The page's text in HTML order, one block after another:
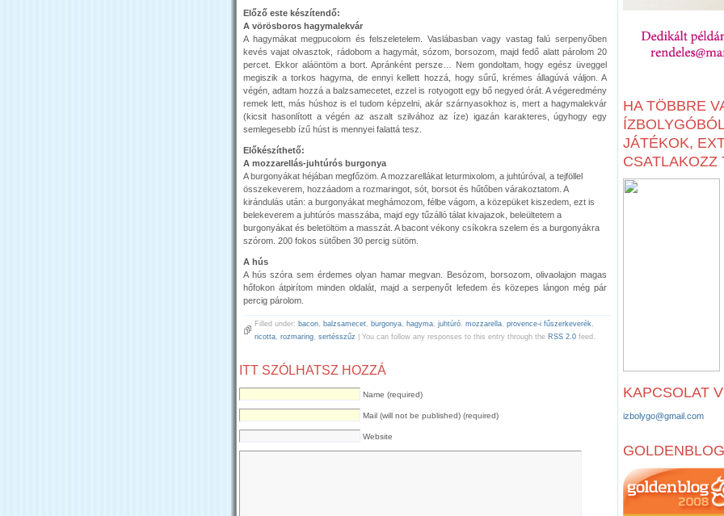
Előző este készítendő:
A vörösboros hagymalekvár
A hagymákat megpucolom és felszeletelem. Vaslábasban vagy vastag falú serpenyőben
kevés vajat olvasztok, rádobom a hagymát, sózom, borsozom, majd fedő alatt párolom 20
percet. Ekkor aláöntöm a bort. Apránként persze… Nem gondoltam, hogy egész üveggel
megiszik a torkos hagyma, de ennyi kellett hozzá, hogy sűrű, krémes állagúvá váljon. A
végén, adtam hozzá a balzsamecetet, ezzel is rotyogott egy bő negyed órát. A végeredmény
remek lett, más húshoz is el tudom képzelni, akár szárnyasokhoz is, mert a hagymalekvár
(kicsit hasonlított a végén az aszalt szilvához az íze) igazán karakteres, úgyhogy egy
semlegesebb ízű húst is mennyei falattá tesz.
Előkészíthető:
A mozzarellás-juhtúrós burgonya
A burgonyákat héjában megfőzöm. A mozzarellákat leturmixolom, a juhtúróval, a tejföllel
összekeverem, hozzáadom a rozmaringot, sót, borsot és hűtőben várakoztatom. A
kirándulás után: a burgonyákat meghámozom, félbe vágom, a közepüket kiszedem, ezt is
belekeverem a juhtúrós masszába, majd egy tűzálló tálat kivajazok, beleültetem a
burgonyákat és beletöltöm a masszát. A bacont vékony csíkokra szelem és a burgonyákra
szórom. 200 fokos sütőben 30 percig sütöm.
A hús
A hús szóra sem érdemes olyan hamar megvan. Besózom, borsozom, olivaolajon magas
hőfokon átpirítom minden oldalát, majd a serpenyőt lefedem és közepes lángon még pár
percig párolom.
Filled under: bacon balzsamecet burgonya hagyma juhtúró mozzarella provence-i fűszerkeverék
ricotta rozmaring sertésszűz | You can follow any responses to this entry through the RSS 2.0 feed.
ITT SZÓLHATSZ HOZZÁ
Name (required)
Mail (will not be published) (required)
Website
HA TÖBBRE
JÁTÉKOK,
CSATLAKOZZ
KAPCSOLAT
izbolygo@gmail.com
GOLDENBLOG